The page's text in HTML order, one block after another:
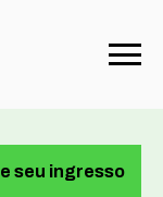
seu ingresso